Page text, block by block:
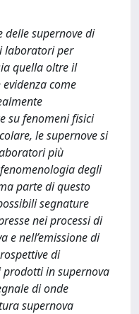
delle supernove di
laboratori per
quella oltre il
come
su fenomeni fisici
le supernove si
più
degli
parte di questo
segnature
nei processi di
e nell’emissione di
di
in supernova
di onde
supernova